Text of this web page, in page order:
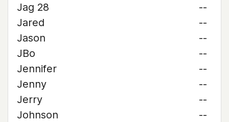
Jag 28
--
Jared
--
Jason
--
JBo
--
Jennifer
--
Jenny
--
Jerry
--
Johnson
--